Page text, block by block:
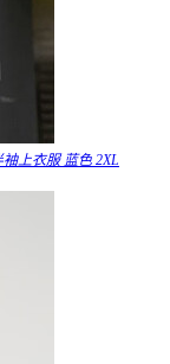
上衣服 蓝色 2XL